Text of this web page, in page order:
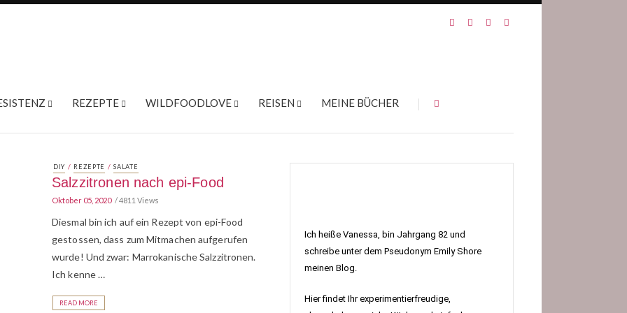
REZEPTE WILDFOODLOVE REISEN MEINE BÜCHER
DIY / REZEPTE / SALATE
Salzzitronen nach epi-Food
Oktober 05, 2020 4811 Views
Diesmal bin ich auf ein Rezept von epi-Food
gestossen, dass zum Mitmachen aufgerufen
wurde! Und zwar: Marrokanische Salzzitronen.
Ich kenne …
READ MORE
Ich heiße Vanessa, bin Jahrgang 82 und
schreibe unter dem Pseudonym Emily Shore
meinen Blog.
Hier findet Ihr experimentierfreudige,